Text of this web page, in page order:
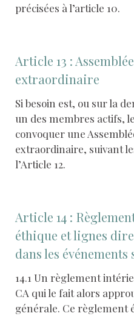
précisées à l’article 10.
Article 13 :
extraordinaire
Si besoin est, ou sur la
un des membres actifs,
convoquer une
extraordinaire, suivant
l’Article 12.
Article 14 :
éthique et lignes
dans les
14.1 Un règlement
CA qui le fait alors
générale. Ce règlement